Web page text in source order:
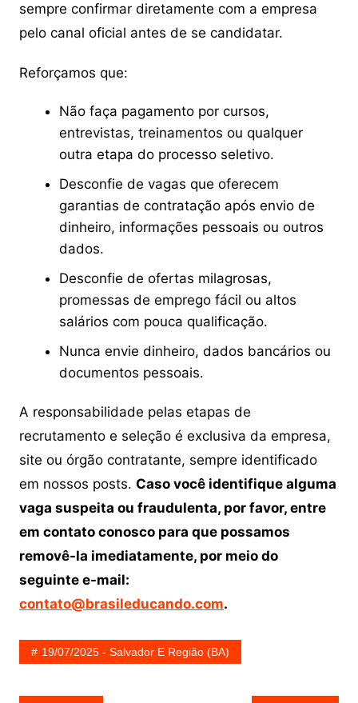
sempre confirmar diretamente com a empresa
pelo canal oficial antes de se candidatar.
Reforçamos que:
Não faça pagamento por cursos,
entrevistas, treinamentos ou qualquer
outra etapa do processo seletivo.
Desconfie de vagas que oferecem
garantias de contratação após envio de
dinheiro, informações pessoais ou outros
dados.
Desconfie de ofertas milagrosas,
promessas de emprego fácil ou altos
salários com pouca qualificação.
Nunca envie dinheiro, dados bancários ou
documentos pessoais.
A responsabilidade pelas etapas de
recrutamento e seleção é exclusiva da empresa,
site ou órgão contratante, sempre identificado
em nossos posts. Caso você identifique alguma
vaga suspeita ou fraudulenta, por favor, entre
em contato conosco para que possamos
removê-la imediatamente, por meio do
seguinte e-mail:
contato@brasileducando.com.
19/07/2025 - Salvador E Região (BA)